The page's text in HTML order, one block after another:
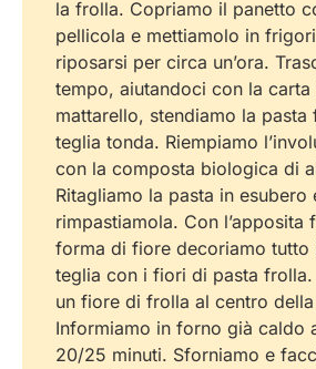
la frolla. Copriamo il panetto
pellicola e mettiamolo in
riposarsi per circa un’ora.
tempo, aiutandoci con la
mattarello, stendiamo la pasta
teglia tonda. Riempiamo
con la composta biologica di
Ritagliamo la pasta in esubero
rimpastiamola. Con l’apposita
forma di fiore decoriamo tutto
teglia con i fiori di pasta
un fiore di frolla al centro
Informiamo in forno già caldo
20/25 minuti. Sforniamo e